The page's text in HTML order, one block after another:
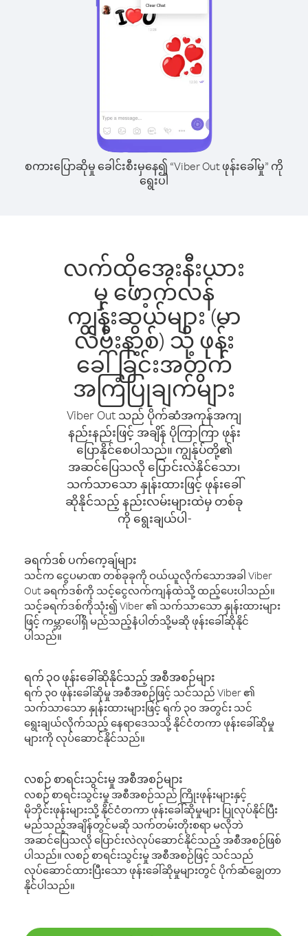
စကားပြောဆိုမှု ခေါင်းစီးမှနေ၍ “Viber Out ဖုန်းခေါ်မှု” ကို
ရွေးပါ
လက်ထိုအေးနီးယား
မှ ဖော့က်လန်
ကျွန်းဆွယ်များ (မာ
လ်ဗီးနာ့စ်) သို့ ဖုန်း
ခေါ်ခြင်းအတွက်
အကြံပြုချက်များ
Viber Out သည် ပိုက်ဆံအကုန်အကျ
နည်းနည်းဖြင့် အချိန် ပိုကြာကြာ ဖုန်း
ပြောနိုင်စေပါသည်။ ကျွန်ုပ်တို့၏
အဆင်ပြေသလို ပြောင်းလဲနိုင်သော၊
သက်သာသော နှုန်းထားဖြင့် ဖုန်းခေါ်
ဆိုနိုင်သည့် နည်းလမ်းများထဲမှ တစ်ခု
ကို ရွေးချယ်ပါ-
ခရက်ဒစ် ပက်ကေ့ချ်များ
သင်က ငွေပမာဏ တစ်ခုခုကို ဝယ်ယူလိုက်သောအခါ Viber
Out ခရက်ဒစ်ကို သင့်ငွေလက်ကျန်ထဲသို့ ထည့်ပေးပါသည်။
သင့်ခရက်ဒစ်ကိုသုံး၍ Viber ၏ သက်သာသော နှုန်းထားများ
ဖြင့် ကမ္ဘာပေါ်ရှိ မည်သည့်နံပါတ်သို့မဆို ဖုန်းခေါ်ဆိုနိုင်
ပါသည်။
ရက် ၃၀ ဖုန်းခေါ်ဆိုနိုင်သည့် အစီအစဉ်များ
ရက် ၃၀ ဖုန်းခေါ်ဆိုမှု အစီအစဉ်ဖြင့် သင်သည် Viber ၏
သက်သာသော နှုန်းထားများဖြင့် ရက် ၃၀ အတွင်း သင်
ရွေးချယ်လိုက်သည့် နေရာဒေသသို့ နိုင်ငံတကာ ဖုန်းခေါ်ဆိုမှု
များကို လုပ်ဆောင်နိုင်သည်။
လစဉ် စာရင်းသွင်းမှု အစီအစဉ်များ
လစဉ် စာရင်းသွင်းမှု အစီအစဉ်သည် ကြိုးဖုန်းများနှင့်
မိုဘိုင်းဖုန်းများသို့ နိုင်ငံတကာ ဖုန်းခေါ်ဆိုမှုများ ပြုလုပ်နိုင်ပြီး
မည်သည့်အချိန်တွင်မဆို သက်တမ်းတိုးစရာ မလိုဘဲ
အဆင်ပြေသလို ပြောင်းလဲလုပ်ဆောင်နိုင်သည့် အစီအစဉ်ဖြစ်
ပါသည်။ လစဉ် စာရင်းသွင်းမှု အစီအစဉ်ဖြင့် သင်သည်
လုပ်ဆောင်ထားပြီးသော ဖုန်းခေါ်ဆိုမှုများတွင် ပိုက်ဆံချွေတာ
နိုင်ပါသည်။